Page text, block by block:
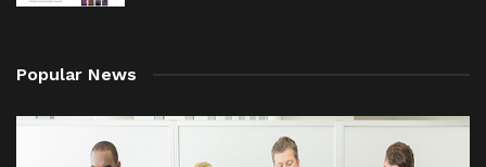
Popular News